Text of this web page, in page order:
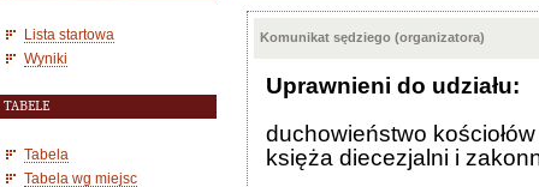
Lista startowa
Wyniki
TABELE
Tabela
Tabela wg miejsc
Komunikat sędziego (organizatora)
Uprawnieni do udziału:
duchowieństwo
księża diecezjalni i